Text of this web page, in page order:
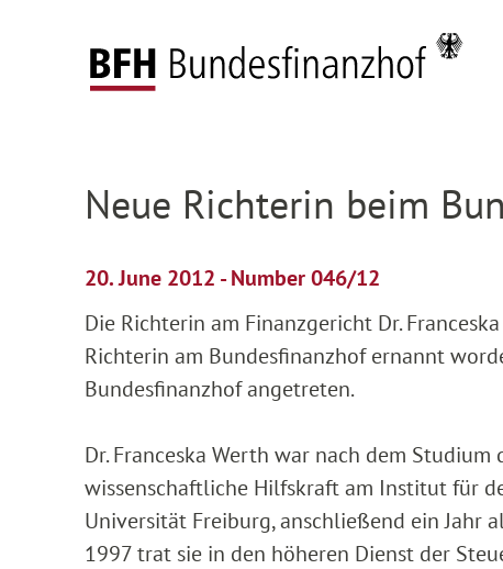
Federal Fiscal Court
Neue Richterin beim
20. June 2012 - Number 046/12
Die Richterin am Finanzgericht Dr.
Richterin am Bundesfinanzhof ernannt
Bundesfinanzhof angetreten.
Dr. Franceska Werth war nach dem
wissenschaftliche Hilfskraft am Institut für
Universität Freiburg, anschließend ein Jahr
1997 trat sie in den höheren Dienst der